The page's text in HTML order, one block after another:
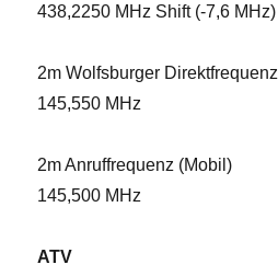
438,2250 MHz Shift (-7,6 MHz)
2m Wolfsburger Direktfrequenz
145,550 MHz
2m Anruffrequenz (Mobil)
145,500 MHz
ATV